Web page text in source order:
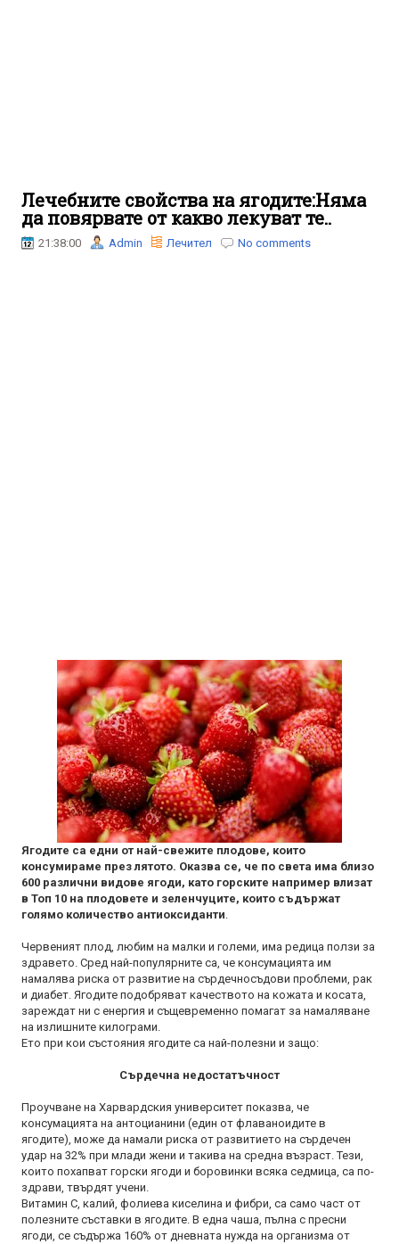
Лечебните свойства на ягодите:Няма
да повярвате от какво лекуват те..
21:38:00 Admin Лечител No comments
Ягодите са едни от най-свежите плодове, които
консумираме през лятото. Оказва се, че по света има близо
600 различни видове ягоди, като горските например влизат
в Топ 10 на плодовете и зеленчуците, които съдържат
голямо количество антиоксиданти.
Червеният плод, любим на малки и големи, има редица ползи за
здравето. Сред най-популярните са, че консумацията им
намалява риска от развитие на сърдечносъдови проблеми, рак
и диабет. Ягодите подобряват качеството на кожата и косата,
зареждат ни с енергия и същевременно помагат за намаляване
на излишните килограми.
Ето при кои състояния ягодите са най-полезни и защо:
Сърдечна недостатъчност
Проучване на Харвардския университет показва, че
консумацията на антоцианини (един от флаваноидите в
ягодите), може да намали риска от развитието на сърдечен
удар на 32% при млади жени и такива на средна възраст. Тези,
които похапват горски ягоди и боровинки всяка седмица, са по-
здрави, твърдят учени.
Витамин C, калий, фолиева киселина и фибри, са само част от
полезните съставки в ягодите. В една чаша, пълна с пресни
ягоди, се съдържа 160% от дневната нужда на организма от